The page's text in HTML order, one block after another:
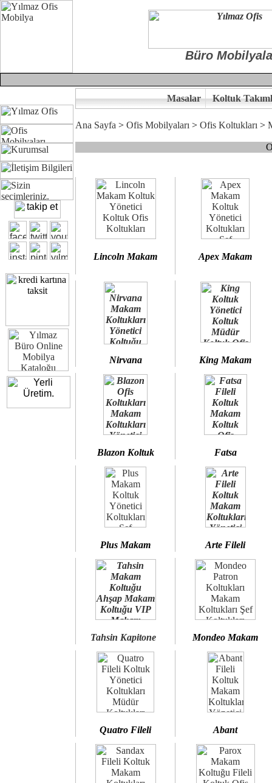
Büro
Ofisinizin dekorasyonunda ergonomi ve kaliteye önem
Çünkü sitemizde bulunan seçkin bürosit, goldsit ve modern
Size yakışan ofis koltuk tasarımına gelin birlikte karar verelim.
Kalite ve ergonomiyi arıyanların tercihi...Yılmaz Büro Mobilya
Masalar Koltuk
Ana Sayfa > Ofis Mobilyaları > Ofis Koltukları >
Lincoln Makam Apex Makam
Nirvana King Makam
Blazon Koltuk Fatsa
Plus Makam Arte Fileli
Tahsin Kapitone Mondeo Makam
Quatro Fileli Abant